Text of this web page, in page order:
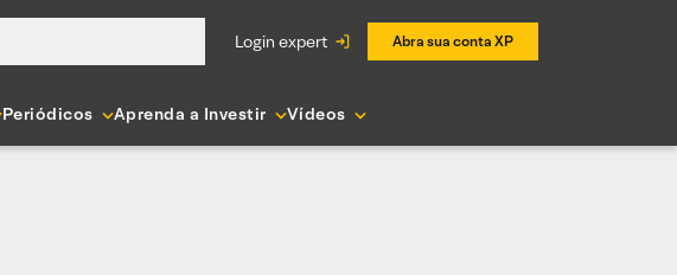
login expert Abra sua conta XP
Periódicos Aprenda a Investir Vídeos